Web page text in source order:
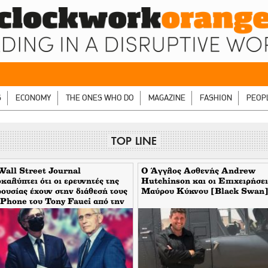
ECONOMY THE ONES WHO DO MAGAZINE FASHION
TOP LINE
Street Journal
ότι οι ερευνητές της
έχουν στην διάθεσή τους
του Tony Fauci από την
της πανδημίας. Τι
αυτό για τον εμπλεκόμενο
Τσιόδρα
Ο Άγγλος Ασθενής Andrew
Hutchinson και οι
Μαύρου Κύκνου [Black Swan]